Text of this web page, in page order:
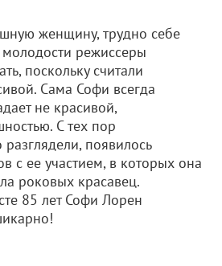
женщину, трудно себе
молодости режиссеры
поскольку считали
Сама Софи всегда
не красивой,
С тех пор
появилось
с ее участием, в которых она
роковых красавец.
85 лет Софи Лорен